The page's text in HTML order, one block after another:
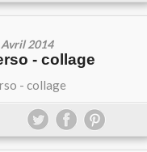
2014
- collage
- collage